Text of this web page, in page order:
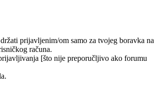
prijavljenim/om samo za tvojeg boravka na
računa.
[što nije preporučljivo ako forumu